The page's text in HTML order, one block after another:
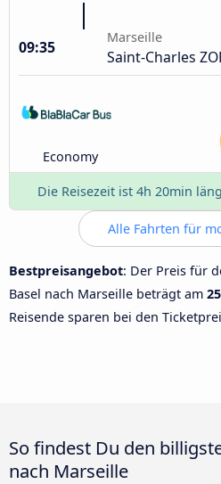
09:35
Marseille
Saint-Charles
Economy
Die Reisezeit ist 4h 20min
Alle Fahrten für
Bestpreisangebot: Der Preis für
Basel nach Marseille beträgt am
Reisende sparen bei den
So findest Du den
nach Marseille